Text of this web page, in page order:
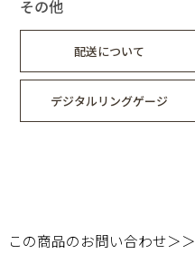
その他
配送について
デジタルリングゲージ
この商品のお問い合わせ＞＞